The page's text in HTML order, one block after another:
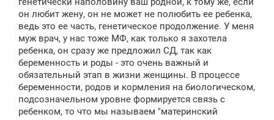
н
и
он любит жену, он не может не полюбить ее ребенка,
ведь это ее часть, генетическое продолжение. У меня
муж врач, у нас тоже МФ, как только я захотела
ребенка, он сразу же предложил СД, так как
беременность и роды - это очень важный и
обязательный этап в жизни женщины. В процессе
беременности, родов и кормления на биологическом,
подсозначельном уровне формируется связь с
ребенком, то что мы называем "материнский